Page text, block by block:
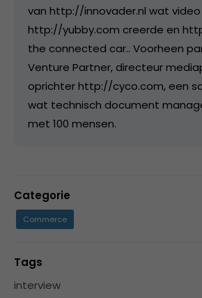
van http://innovader.nl wat
http://yubby.com creerde en
the connected car.. Voorheen
Venture Partner, directeur
oprichter http://cyco.com, een
wat technisch document
met 100 mensen.
Categorie
Commerce
Tags
interview